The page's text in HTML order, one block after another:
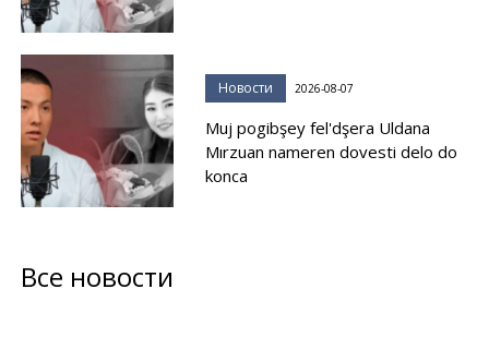
Новости 2026-08-07
Muj pogibşey fel'dşera Uldana
Mırzuan nameren dovesti delo do
konca
Все новости